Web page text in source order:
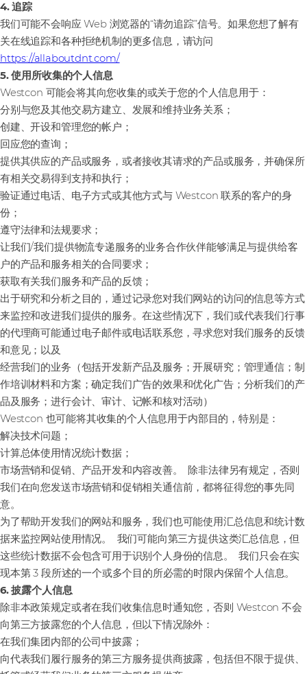
4. 追踪
我们可能不会响应 Web 浏览器的“请勿追踪”信号。如果您想了解有
关在线追踪和各种拒绝机制的更多信息，请访问
https://allaboutdnt.com/
5. 使用所收集的个人信息
Westcon 可能会将其向您收集的或关于您的个人信息用于：
分别与您及其他交易方建立、发展和维持业务关系；
创建、开设和管理您的帐户；
回应您的查询；
提供其供应的产品或服务，或者接收其请求的产品或服务，并确保所
有相关交易得到支持和执行；
验证通过电话、电子方式或其他方式与 Westcon 联系的客户的身
份；
遵守法律和法规要求；
让我们/我们提供物流专递服务的业务合作伙伴能够满足与提供给客
户的产品和服务相关的合同要求；
获取有关我们服务和产品的反馈；
出于研究和分析之目的，通过记录您对我们网站的访问的信息等方式
来监控和改进我们提供的服务。在这些情况下，我们或代表我们行事
的代理商可能通过电子邮件或电话联系您，寻求您对我们服务的反馈
和意见；以及
经营我们的业务（包括开发新产品及服务；开展研究；管理通信；制
作培训材料和方案；确定我们广告的效果和优化广告；分析我们的产
品及服务；进行会计、审计、记帐和核对活动）
Westcon 也可能将其收集的个人信息用于内部目的，特别是：
解决技术问题；
计算总体使用情况统计数据；
市场营销和促销、产品开发和内容改善。 除非法律另有规定，否则
我们在向您发送市场营销和促销相关通信前，都将征得您的事先同
意。
为了帮助开发我们的网站和服务，我们也可能使用汇总信息和统计数
据来监控网站使用情况。 我们可能向第三方提供这类汇总信息，但
这些统计数据不会包含可用于识别个人身份的信息。 我们只会在实
现本第 3 段所述的一个或多个目的所必需的时限内保留个人信息。
6. 披露个人信息
除非本政策规定或者在我们收集信息时通知您，否则 Westcon 不会
向第三方披露您的个人信息，但以下情况除外：
在我们集团内部的公司中披露；
向代表我们履行服务的第三方服务提供商披露，包括但不限于提供、